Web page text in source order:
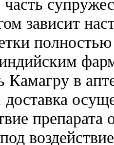
зависит
Камагру в
препарата